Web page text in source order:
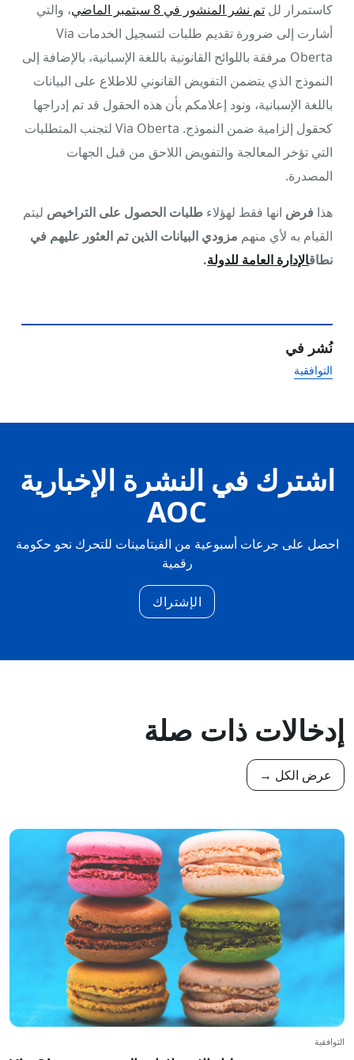
كاستمرار لل تم نشر المنشور في 8 سبتمبر الماضي
، والتي
أشارت إلى ضرورة تقديم طلبات لتسجيل الخدمات Via
Oberta مرفقة باللوائح القانونية باللغة الإسبانية، بالإضافة إلى
النموذج الذي يتضمن التفويض القانوني للاطلاع على البيانات
باللغة الإسبانية، ونود إعلامكم بأن هذه الحقول قد تم إدراجها
كحقول إلزامية ضمن النموذج. Via Oberta لتجنب المتطلبات
التي تؤخر المعالجة والتفويض اللاحق من قبل الجهات
المصدرة.
هذا فرض انها فقط لهؤلاء طلبات الحصول على التراخيص ليتم
القيام به لأي منهم مزودي البيانات الذين تم العثور عليهم في
نطاقالإدارة العامة للدولة.
نُشر في
التوافقية
اشترك في النشرة الإخبارية
AOC
احصل على جرعات أسبوعية من الفيتامينات للتحرك نحو حكومة
رقمية
الإشتراك
إدخالات ذات صلة
عرض الكل →
التوافقية